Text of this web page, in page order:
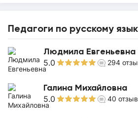
Педагоги по русскому
Людмила Евгеньевна
5.0 294
Галина Михайловна
5.0 40